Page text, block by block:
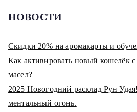
по
записям
НОВОСТИ
Скидки 20% на аромакарты и
Как активировать новый кошелёк
масел?
2025 Новогодний расклад Рун
ментальный огонь.